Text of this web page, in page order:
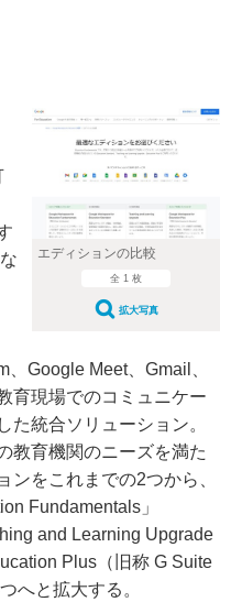
エディションの比較
全 1 枚
拡大写真
Google Meet、Gmail、
育現場でのコミュニケー
た統合ソリューション。
教育機関のニーズを満た
ンをこれまでの2つから、
Fundamentals」
and Learning Upgrade
Plus（旧称 G Suite
へと拡大する。